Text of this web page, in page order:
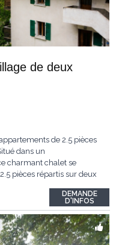
de deux
de 2.5 pièces
dans un
charmant chalet se
pièces répartis sur deux
réunir les deux logements
spacieuse...
DEMANDE
D'INFOS